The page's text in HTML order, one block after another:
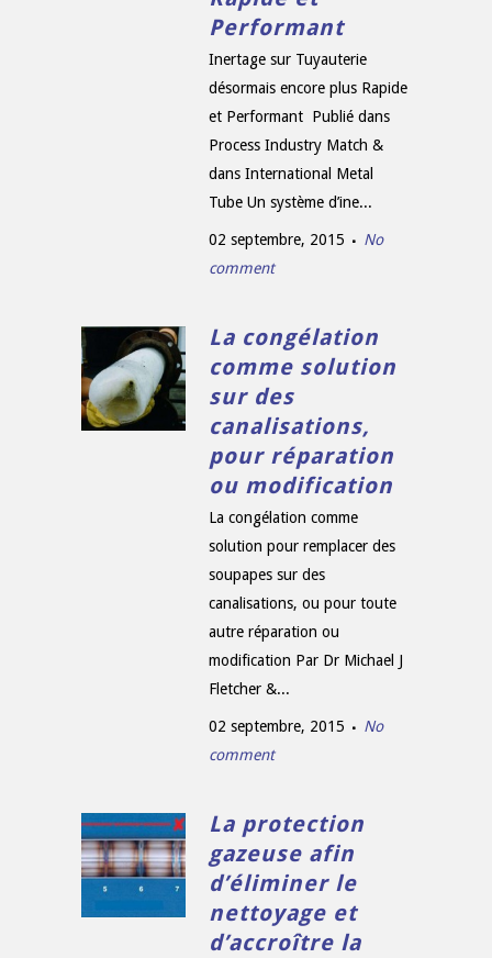
Performant
Inertage sur Tuyauterie
désormais encore plus Rapide
et Performant Publié dans
Process Industry Match &
dans International Metal
Tube Un système d’ine...
02 septembre, 2015
No
comment
La congélation
comme solution
sur des
canalisations,
pour réparation
ou modification
La congélation comme
solution pour remplacer des
soupapes sur des
canalisations, ou pour toute
autre réparation ou
modification Par Dr Michael J
Fletcher &...
02 septembre, 2015
No
comment
La protection
gazeuse afin
d’éliminer le
nettoyage et
d’accroître la